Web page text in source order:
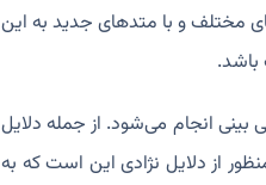
مختلف و با متد‌های جدید به این
باشد.
انجام می‌شود. از جمله دلایل
از دلایل نژادی این است که به